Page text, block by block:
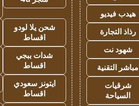
هيدب فيديو
رذاذ التجارة
شهود نت
مباشر التقنية
شرقيات
السياحة
شحن يلا لودو
اقساط
شدات ببجي
اقساط
ايتونز سعودي
اقساط